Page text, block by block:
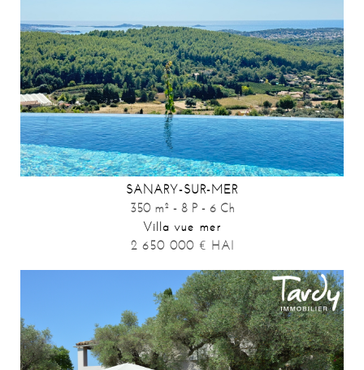
SANARY-SUR-MER
350 m² - 8 P - 6 Ch
Villa vue mer
2 650 000 € HAI